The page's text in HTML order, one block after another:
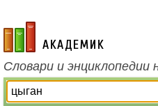
academic.ru
Словари и энциклопедии